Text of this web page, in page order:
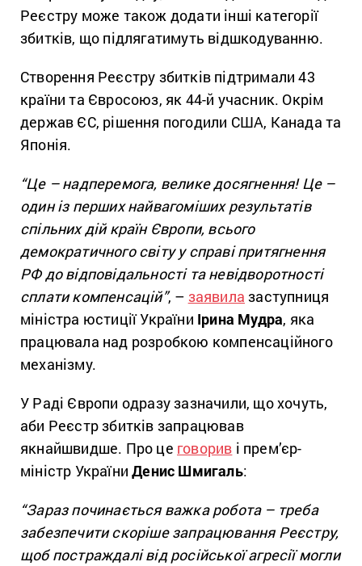
Реєстру може також додати інші категорії
збитків, що підлягатимуть відшкодуванню.
Створення Реєстру збитків підтримали 43
країни та Євросоюз, як 44-й учасник. Окрім
держав ЄС, рішення погодили США, Канада та
Японія.
“Це – надперемога, велике досягнення! Це –
один із перших найвагоміших результатів
спільних дій країн Європи, всього
демократичного світу у справі притягнення
РФ до відповідальності та невідворотності
сплати компенсацій”, – заявила заступниця
міністра юстиції України Ірина Мудра, яка
працювала над розробкою компенсаційного
механізму.
У Раді Європи одразу зазначили, що хочуть,
аби Реєстр збитків запрацював
якнайшвидше. Про це говорив і прем’єр-
міністр УкраїниДенис Шмигаль:
“Зараз починається важка робота – треба
забезпечити скоріше запрацювання Реєстру,
щоб постраждалі від російської агресії могли